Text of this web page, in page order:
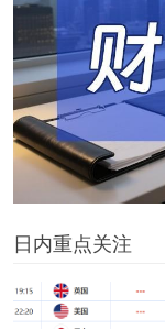
日内重点关注